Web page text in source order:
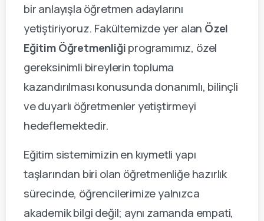
bir anlayışla öğretmen adaylarını
yetiştiriyoruz. Fakültemizde yer alan Özel
Eğitim Öğretmenliğiprogramımız, özel
gereksinimli bireylerin topluma
kazandırılması konusunda donanımlı, bilinçli
ve duyarlı öğretmenler yetiştirmeyi
hedeflemektedir.
Eğitim sistemimizin en kıymetli yapı
taşlarından biri olan öğretmenliğe hazırlık
sürecinde, öğrencilerimize yalnızca
akademik bilgi değil; aynı zamanda empati,